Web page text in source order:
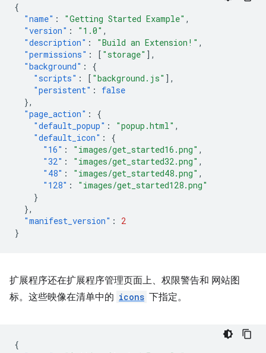
{
"name" : "Getting Started Example" ,
"version" : "1.0" ,
"description" : "Build an Extension!" ,
"permissions" : [ "storage" ],
"background" :
{
"scripts" : [ "background.js" ],
"persistent" :
false
},
"page_action" :
{
"default_popup" : "popup.html" ,
"default_icon" :
{
"16" : "images/get_started16.png" ,
"32" : "images/get_started32.png" ,
"48" : "images/get_started48.png" ,
"128" :
"images/get_started128.png"
}
},
"manifest_version" :
2
}
扩展程序还在扩展程序管理页面上、权限警告和 网站图
标。这些映像在清单中的 icons 下指定。
{